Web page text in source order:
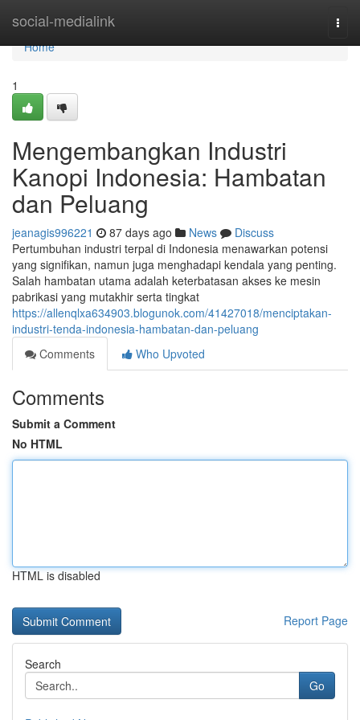
social-medialink
Home
Home
1
Mengembangkan Industri
Kanopi Indonesia: Hambatan
dan Peluang
jeanagis996221 87 days ago News
Discuss
Pertumbuhan industri terpal di Indonesia menawarkan potensi
yang signifikan, namun juga menghadapi kendala yang penting.
Salah hambatan utama adalah keterbatasan akses ke mesin
pabrikasi yang mutakhir serta tingkat
https://allenqlxa634903.blogunok.com/41427018/menciptakan-
industri-tenda-indonesia-hambatan-dan-peluang
Comments
Who Upvoted
Comments
Submit a Comment
No HTML
HTML is disabled
Report Page
Search
Go